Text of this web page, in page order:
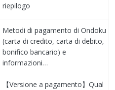
riepilogo
Metodi di pagamento di Ondoku
(carta di credito, carta di debito,
bonifico bancario) e
informazioni…
【Versione a pagamento】Qual